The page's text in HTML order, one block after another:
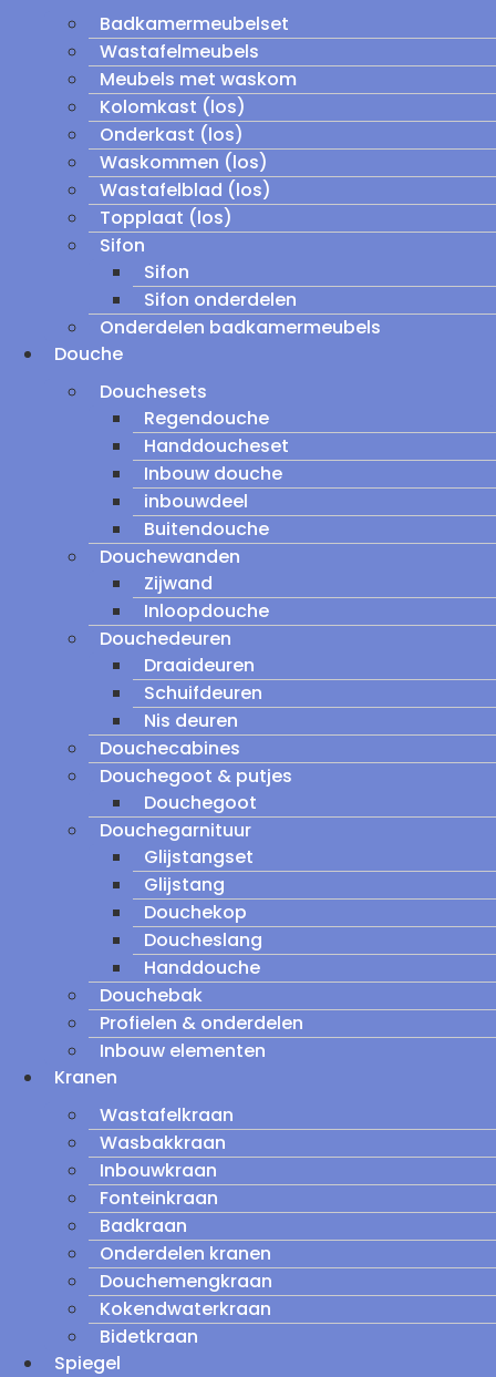
Badkamermeubelset
Wastafelmeubels
Meubels met waskom
Kolomkast (los)
Onderkast (los)
Waskommen (los)
Wastafelblad (los)
Topplaat (los)
Sifon
Sifon
Sifon onderdelen
Onderdelen badkamermeubels
Douche
Douchesets
Regendouche
Handdoucheset
Inbouw douche
inbouwdeel
Buitendouche
Douchewanden
Zijwand
Inloopdouche
Douchedeuren
Draaideuren
Schuifdeuren
Nis deuren
Douchecabines
Douchegoot & putjes
Douchegoot
Douchegarnituur
Glijstangset
Glijstang
Douchekop
Doucheslang
Handdouche
Douchebak
Profielen & onderdelen
Inbouw elementen
Kranen
Wastafelkraan
Wasbakkraan
Inbouwkraan
Fonteinkraan
Badkraan
Onderdelen kranen
Douchemengkraan
Kokendwaterkraan
Bidetkraan
Spiegel